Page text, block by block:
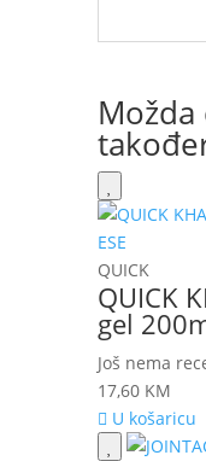
Možda
QUICK
QUICK
gel
Još nema
17,60 KM
U košaricu